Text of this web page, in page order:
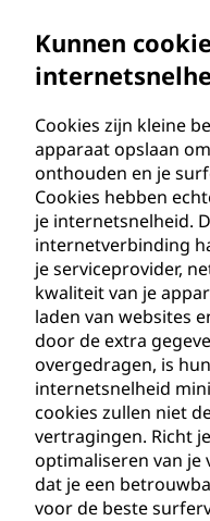
Kunnen
Cookies zijn kleine
apparaat opslaan
onthouden en je
Cookies hebben
je internetsnelheid.
internetverbinding
je serviceprovider,
kwaliteit van je
laden van websites
door de extra
overgedragen, is
internetsnelheid
cookies zullen niet
vertragingen. Richt
optimaliseren van
dat je een
voor de beste